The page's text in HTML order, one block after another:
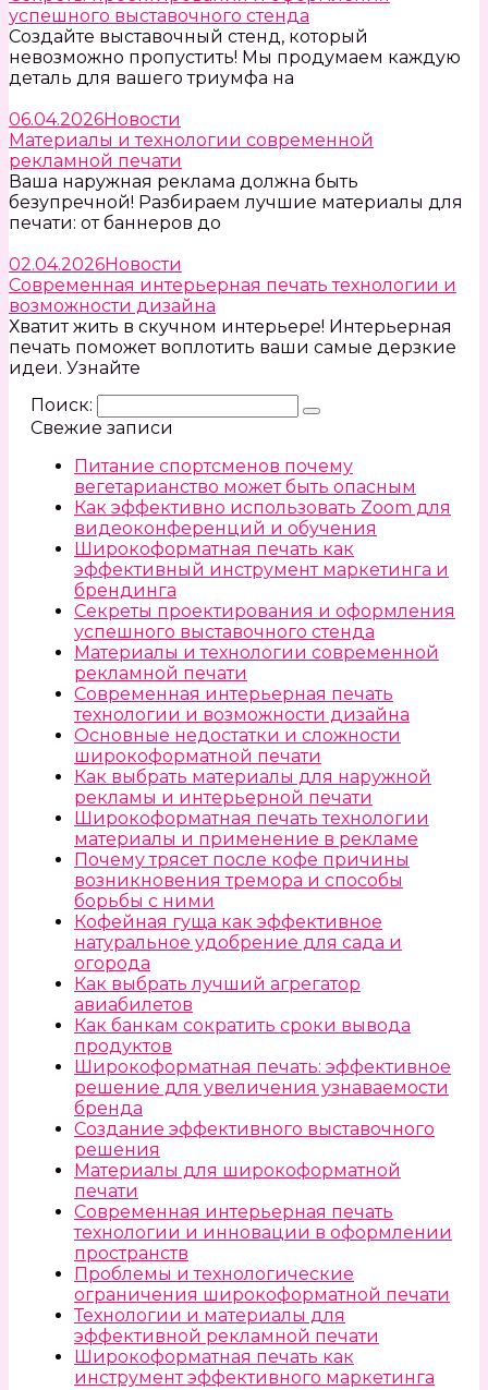
успешного выставочного стенда
Создайте выставочный стенд, который
невозможно пропустить! Мы продумаем каждую
деталь для вашего триумфа на
06.04.2026Новости
Материалы и технологии современной
рекламной печати
Ваша наружная реклама должна быть
безупречной! Разбираем лучшие материалы для
печати: от баннеров до
02.04.2026Новости
Современная интерьерная печать технологии и
возможности дизайна
Хватит жить в скучном интерьере! Интерьерная
печать поможет воплотить ваши самые дерзкие
идеи. Узнайте
Поиск:
Свежие записи
Питание спортсменов почему
вегетарианство может быть опасным
Как эффективно использовать Zoom для
видеоконференций и обучения
Широкоформатная печать как
эффективный инструмент маркетинга и
брендинга
Секреты проектирования и оформления
успешного выставочного стенда
Материалы и технологии современной
рекламной печати
Современная интерьерная печать
технологии и возможности дизайна
Основные недостатки и сложности
широкоформатной печати
Как выбрать материалы для наружной
рекламы и интерьерной печати
Широкоформатная печать технологии
материалы и применение в рекламе
Почему трясет после кофе причины
возникновения тремора и способы
борьбы с ними
Кофейная гуща как эффективное
натуральное удобрение для сада и
огорода
Как выбрать лучший агрегатор
авиабилетов
Как банкам сократить сроки вывода
продуктов
Широкоформатная печать: эффективное
решение для увеличения узнаваемости
бренда
Создание эффективного выставочного
решения
Материалы для широкоформатной
печати
Современная интерьерная печать
технологии и инновации в оформлении
пространств
Проблемы и технологические
ограничения широкоформатной печати
Технологии и материалы для
эффективной рекламной печати
Широкоформатная печать как
инструмент эффективного маркетинга